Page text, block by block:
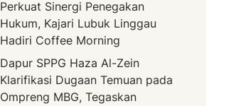
Perkuat Sinergi Penegakan
Hukum, Kajari Lubuk Linggau
Hadiri Coffee Morning
Dapur SPPG Haza Al-Zein
Klarifikasi Dugaan Temuan pada
Ompreng MBG, Tegaskan